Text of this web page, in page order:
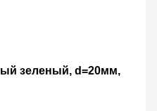
зеленый, d=20мм,